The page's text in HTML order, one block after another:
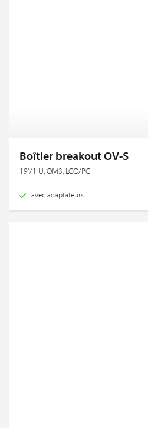
Boîtier breakout OV-S
19‘‘/1 U, OM3, LCQ/PC
avec adaptateurs